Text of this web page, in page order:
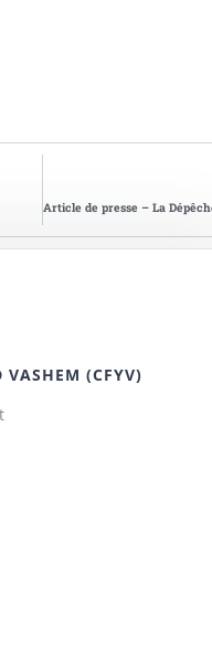
VASHEM (CFYV)